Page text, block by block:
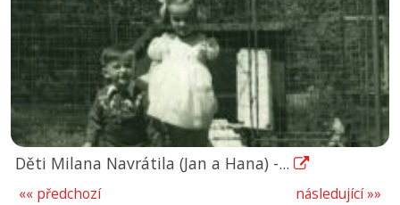
Děti Milana Navrátila (Jan a Hana) -...
následující »»
«« předchozí